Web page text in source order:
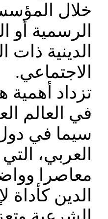
خلال
الرسمية أو
الدينية ذات
الاجتماعي.
تزداد أهمية
في العالم
سيما في دول
العربي،
معاصرا
الدين كأداة